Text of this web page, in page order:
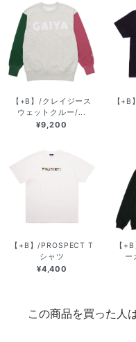
【+B】/クレイジース
ウェットクルー/...
¥9,200
【
【+B】/PROSPECT T
シャツ
¥4,400
【
ー
この商品を買った人